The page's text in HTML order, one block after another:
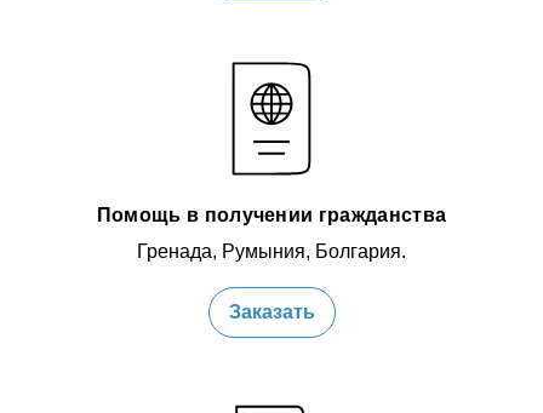
Помощь в получении гражданства
Гренада, Румыния, Болгария.
Заказать